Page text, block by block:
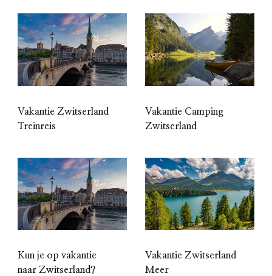
Vakantie Zwitserland
Treinreis
Vakantie Camping
Zwitserland
Kun je op vakantie
naar Zwitserland?
Vakantie Zwitserland
Meer